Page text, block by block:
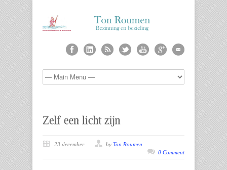
23 december by Ton Roumen
0 Comment